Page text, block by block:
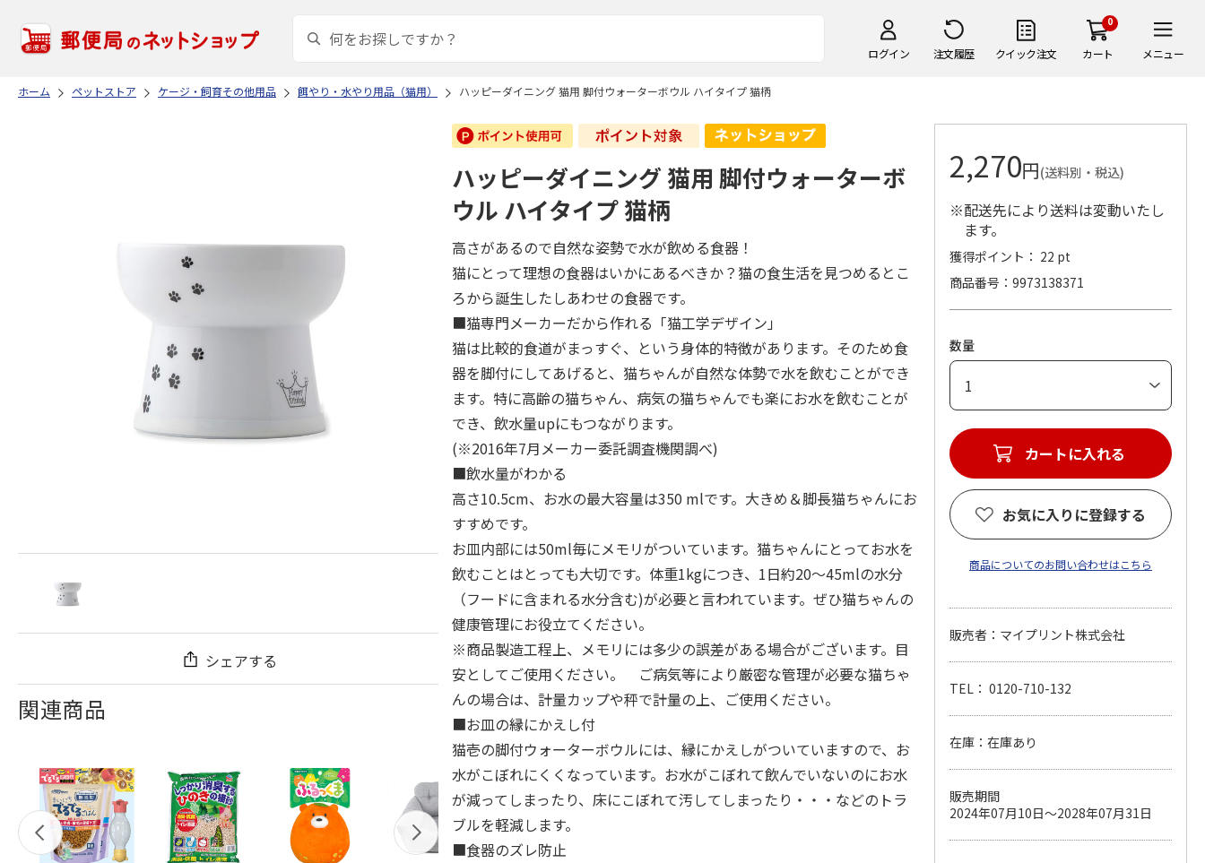
ログイン 注文履歴 クイック注文
0
カート メニュー
ホーム ペットストア ケージ・飼育その他用品 餌やり・水やり用品（猫用） ハッピーダイニング 猫用 脚付ウォーターボウル ハイタイプ 猫柄
シェアする
関連商品
ハッピーダイニング 猫用 脚付ウォーターボ
ウル ハイタイプ 猫柄
高さがあるので自然な姿勢で水が飲める食器！
猫にとって理想の食器はいかにあるべきか？猫の食生活を見つめるとこ
ろから誕生したしあわせの食器です。
■猫専門メーカーだから作れる「猫工学デザイン」
猫は比較的食道がまっすぐ、という身体的特徴があります。そのため食
器を脚付にしてあげると、猫ちゃんが自然な体勢で水を飲むことができ
ます。特に高齢の猫ちゃん、病気の猫ちゃんでも楽にお水を飲むことが
でき、飲水量upにもつながります。
(※2016年7月メーカー委託調査機関調べ)
■飲水量がわかる
高さ10.5cm、お水の最大容量は350 mlです。大きめ＆脚長猫ちゃんにお
すすめです。
お皿内部には50ml毎にメモリがついています。猫ちゃんにとってお水を
飲むことはとっても大切です。体重1kgにつき、1日約20～45mlの水分
（フードに含まれる水分含む)が必要と言われています。ぜひ猫ちゃんの
健康管理にお役立てください。
※商品製造工程上、メモリには多少の誤差がある場合がございます。目
安としてご使用ください。 ご病気等により厳密な管理が必要な猫ちゃ
んの場合は、計量カップや秤で計量の上、ご使用ください。
■お皿の縁にかえし付
猫壱の脚付ウォーターボウルには、縁にかえしがついていますので、お
水がこぼれにくくなっています。お水がこぼれて飲んでいないのにお水
が減ってしまったり、床にこぼれて汚してしまったり・・・などのトラ
ブルを軽減します。
■食器のズレ防止
2,270円(送料別・税込)
※配送先により送料は変動いたし
ます。
獲得ポイント： 22 pt
商品番号
9973138371
数量
カートに入れる
お気に入りに登録する
商品についてのお問い合わせはこちら
販売者：マイプリント株式会社
TEL： 0120-710-132
在庫：在庫あり
販売期間
2024年07月10日～2028年07月31日